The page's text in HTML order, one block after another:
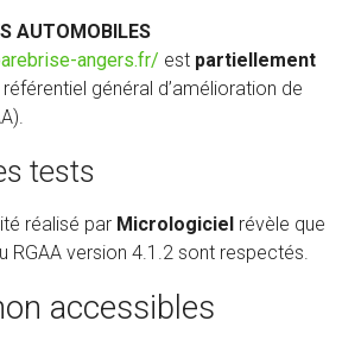
AUTOMOBILES
angers.fr/ (nouvelle
fenêtre)
est partiellement
général d’amélioration de
tests
réalisé par Micrologiciel révèle que
RGAA version 4.1.2 sont respectés.
accessibles